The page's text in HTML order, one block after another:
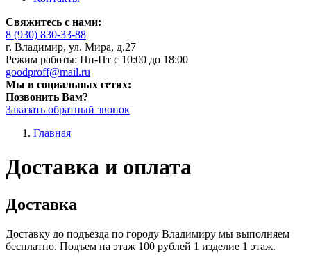
Свяжитесь с нами:
8 (930) 830-33-88
г. Владимир, ул. Мира, д.27
Режим работы: Пн-Пт с 10:00 до 18:00
goodproff@mail.ru
Мы в социальных сетях:
Позвонить Вам?
Заказать обратный звонок
Главная
Доставка и оплата
Доставка
Доставку до подъезда по городу Владимиру мы выполняем
бесплатно. Подъем на этаж 100 рублей 1 изделие 1 этаж.